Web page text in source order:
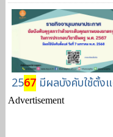
2567 มีผลบังคับใช้ตั้ง
Advertisement